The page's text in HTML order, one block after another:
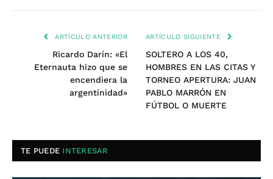
ARTÍCULO ANTERIOR
Ricardo Darín: «El
Eternauta hizo que se
encendiera la
argentinidad»
ARTÍCULO SIGUIENTE
SOLTERO A LOS 40,
HOMBRES EN LAS CITAS Y
TORNEO APERTURA: JUAN
PABLO MARRÓN EN
FÚTBOL O MUERTE
TE PUEDE INTERESAR